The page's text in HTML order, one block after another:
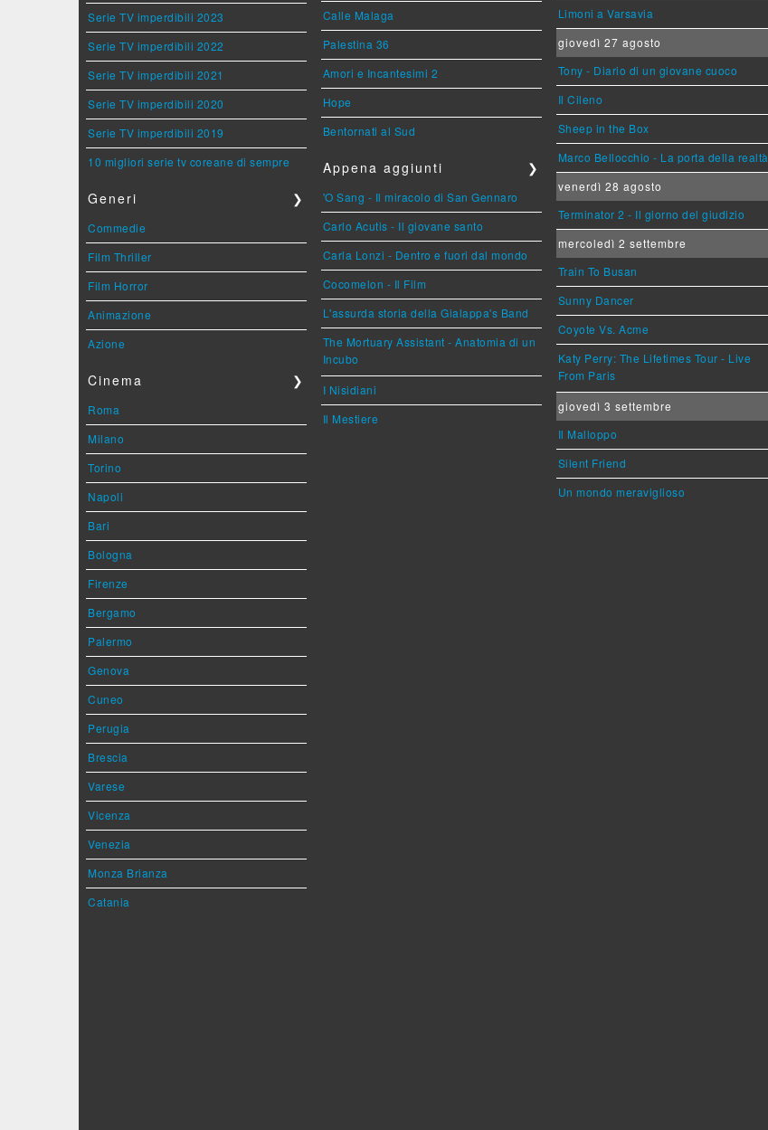
Serie TV imperdibili 2023
Serie TV imperdibili 2022
Serie TV imperdibili 2021
Serie TV imperdibili 2020
Serie TV imperdibili 2019
10 migliori serie tv coreane di sempre
Generi ❯
Commedie
Film Thriller
Film Horror
Animazione
Azione
Cinema ❯
Roma
Milano
Torino
Napoli
Bari
Bologna
Firenze
Bergamo
Palermo
Genova
Cuneo
Perugia
Brescia
Varese
Vicenza
Venezia
Monza Brianza
Catania
Calle Malaga
Palestina 36
Amori e Incantesimi 2
Hope
Bentornati al Sud
Appena aggiunti ❯
'O Sang - Il miracolo di San Gennaro
Carlo Acutis - Il giovane santo
Carla Lonzi - Dentro e fuori dal mondo
Cocomelon - Il Film
L'assurda storia della Gialappa's Band
The Mortuary Assistant - Anatomia di un
Incubo
I Nisidiani
Il Mestiere
Limoni a Varsavia
giovedì 27 agosto
Tony - Diario di un giovane cuoco
Il Cileno
Sheep in the Box
Marco Bellocchio - La porta della realtà
venerdì 28 agosto
Terminator 2 - Il giorno del giudizio
mercoledì 2 settembre
Train To Busan
Sunny Dancer
Coyote Vs. Acme
Katy Perry: The Lifetimes Tour - Live
From Paris
giovedì 3 settembre
Il Malloppo
Silent Friend
Un mondo meraviglioso